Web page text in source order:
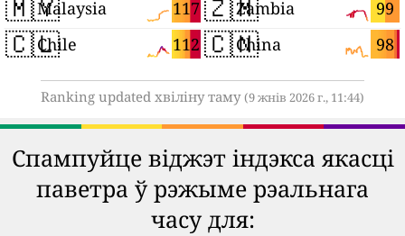
🇲🇾 117
Malaysia
🇨🇱 112
Chile
🇿🇲 99
Zambia
🇨🇳 98
China
Ranking updated хвіліну таму(9 жнів 2026 г., 11:44)
Спампуйце віджэт індэкса якасці
паветра ў рэжыме рэальнага
часу для: